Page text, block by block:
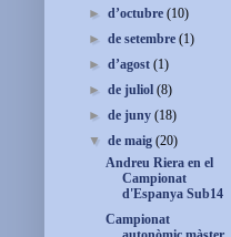
►d’octubre(10)
►de setembre(1)
►d’agost(1)
►de juliol(8)
►de juny(18)
▼de maig(20)
Andreu Riera en el
Campionat
d'Espanya Sub14
Campionat